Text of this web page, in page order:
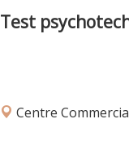
Test
Centre